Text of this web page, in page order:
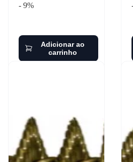
- 9%
Adicionar ao
carrinho